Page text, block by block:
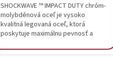
SHOCKWAVE ™ IMPACT DUTY chróm-
molybdénová oceľ je vysoko
kvalitná legovaná oceľ, ktorá
poskytuje maximálnu pevnosť a
predĺženie nástrčných kľúčov pre...